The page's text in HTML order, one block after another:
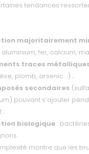
tendances
majoritairement
aluminium, fer, calcium,
traces
plomb, arsenic…) ;
secondaires
pouvant s’ajouter
;
biologique :
montre que les